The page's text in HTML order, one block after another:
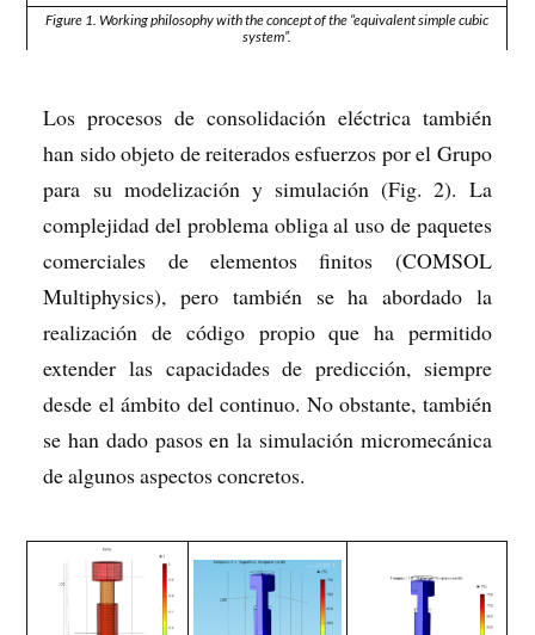
Figure 1. Working philosophy with the concept of the “equivalent simple cubic
system”.
Los procesos de consolidación eléctrica también
han sido objeto de reiterados esfuerzos por el Grupo
para su modelización y simulación (Fig. 2). La
complejidad del problema obliga al uso de paquetes
comerciales de elementos finitos (COMSOL
Multiphysics), pero también se ha abordado la
realización de código propio que ha permitido
extender las capacidades de predicción, siempre
desde el ámbito del continuo. No obstante, también
se han dado pasos en la simulación micromecánica
de algunos aspectos concretos.